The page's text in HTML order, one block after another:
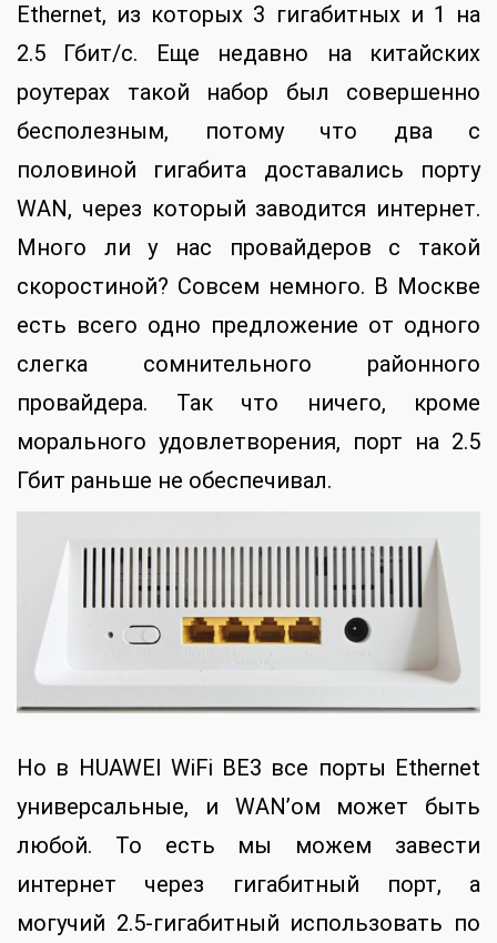
Ethernet, из которых 3 гигабитных и 1 на
2.5 Гбит/с. Еще недавно на китайских
роутерах такой набор был совершенно
бесполезным, потому что два с
половиной гигабита доставались порту
WAN, через который заводится интернет.
Много ли у нас провайдеров с такой
скоростиной? Совсем немного. В Москве
есть всего одно предложение от одного
слегка сомнительного районного
провайдера. Так что ничего, кроме
морального удовлетворения, порт на 2.5
Гбит раньше не обеспечивал.
Но в HUAWEI WiFi BE3 все порты Ethernet
универсальные, и WAN’ом может быть
любой. То есть мы можем завести
интернет через гигабитный порт, а
могучий 2.5-гигабитный использовать по